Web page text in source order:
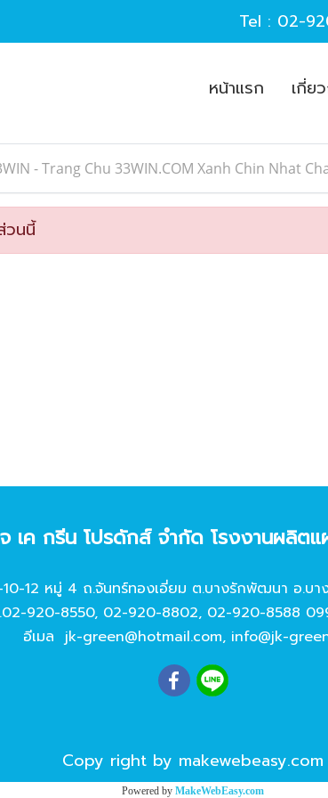
Tel : 02-
หน้าแรก เกี่ย
- Trang Chu 33WIN.COM Xanh Chin Nhat
วนนี้
เค กรีน โปรดักส์ จํากัด โรงงานผลิต
12 หมู่ 4 ถ.จันทร์ทองเอี่ยม ต.บางรักพัฒนา อ.บาง
02-920-8550, 02-920-8802, 02-920-8588
อีเมล jk-green@hotmail.com, info@jk-
Copy right by makewebeasy.com
Powered by MakeWebEasy.com